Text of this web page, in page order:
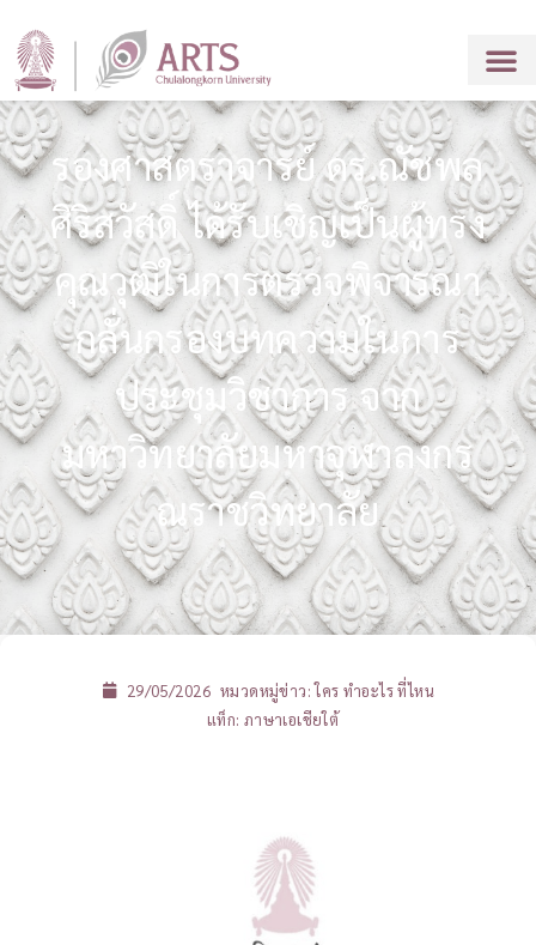
รองศาสตราจารย์ ดร.ณัชพล
ศิริสวัสดิ์ ได้รับเชิญเป็นผู้ทรง
คุณวุฒิในการตรวจพิจารณา
กลั่นกรองบทความในการ
ประชุมวิชาการ จาก
มหาวิทยาลัยมหาจุฬาลงกร
ณราชวิทยาลัย
29/05/2026 หมวดหมู่ข่าว:ใคร ทำอะไร ที่ไหน
แท็ก: ภาษาเอเชียใต้